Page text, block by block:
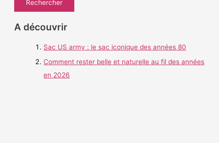
A découvrir
Sac US army : le sac iconique des années 80
Comment rester belle et naturelle au fil des années
en 2026